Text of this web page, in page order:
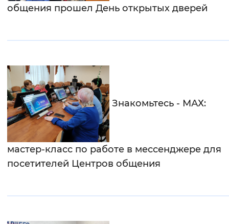
общения прошел День открытых дверей
Знакомьтесь - МАХ:
мастер-класс по работе в мессенджере для
посетителей Центров общения